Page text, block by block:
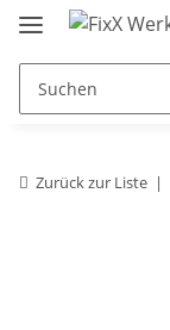
Zurück zur Liste